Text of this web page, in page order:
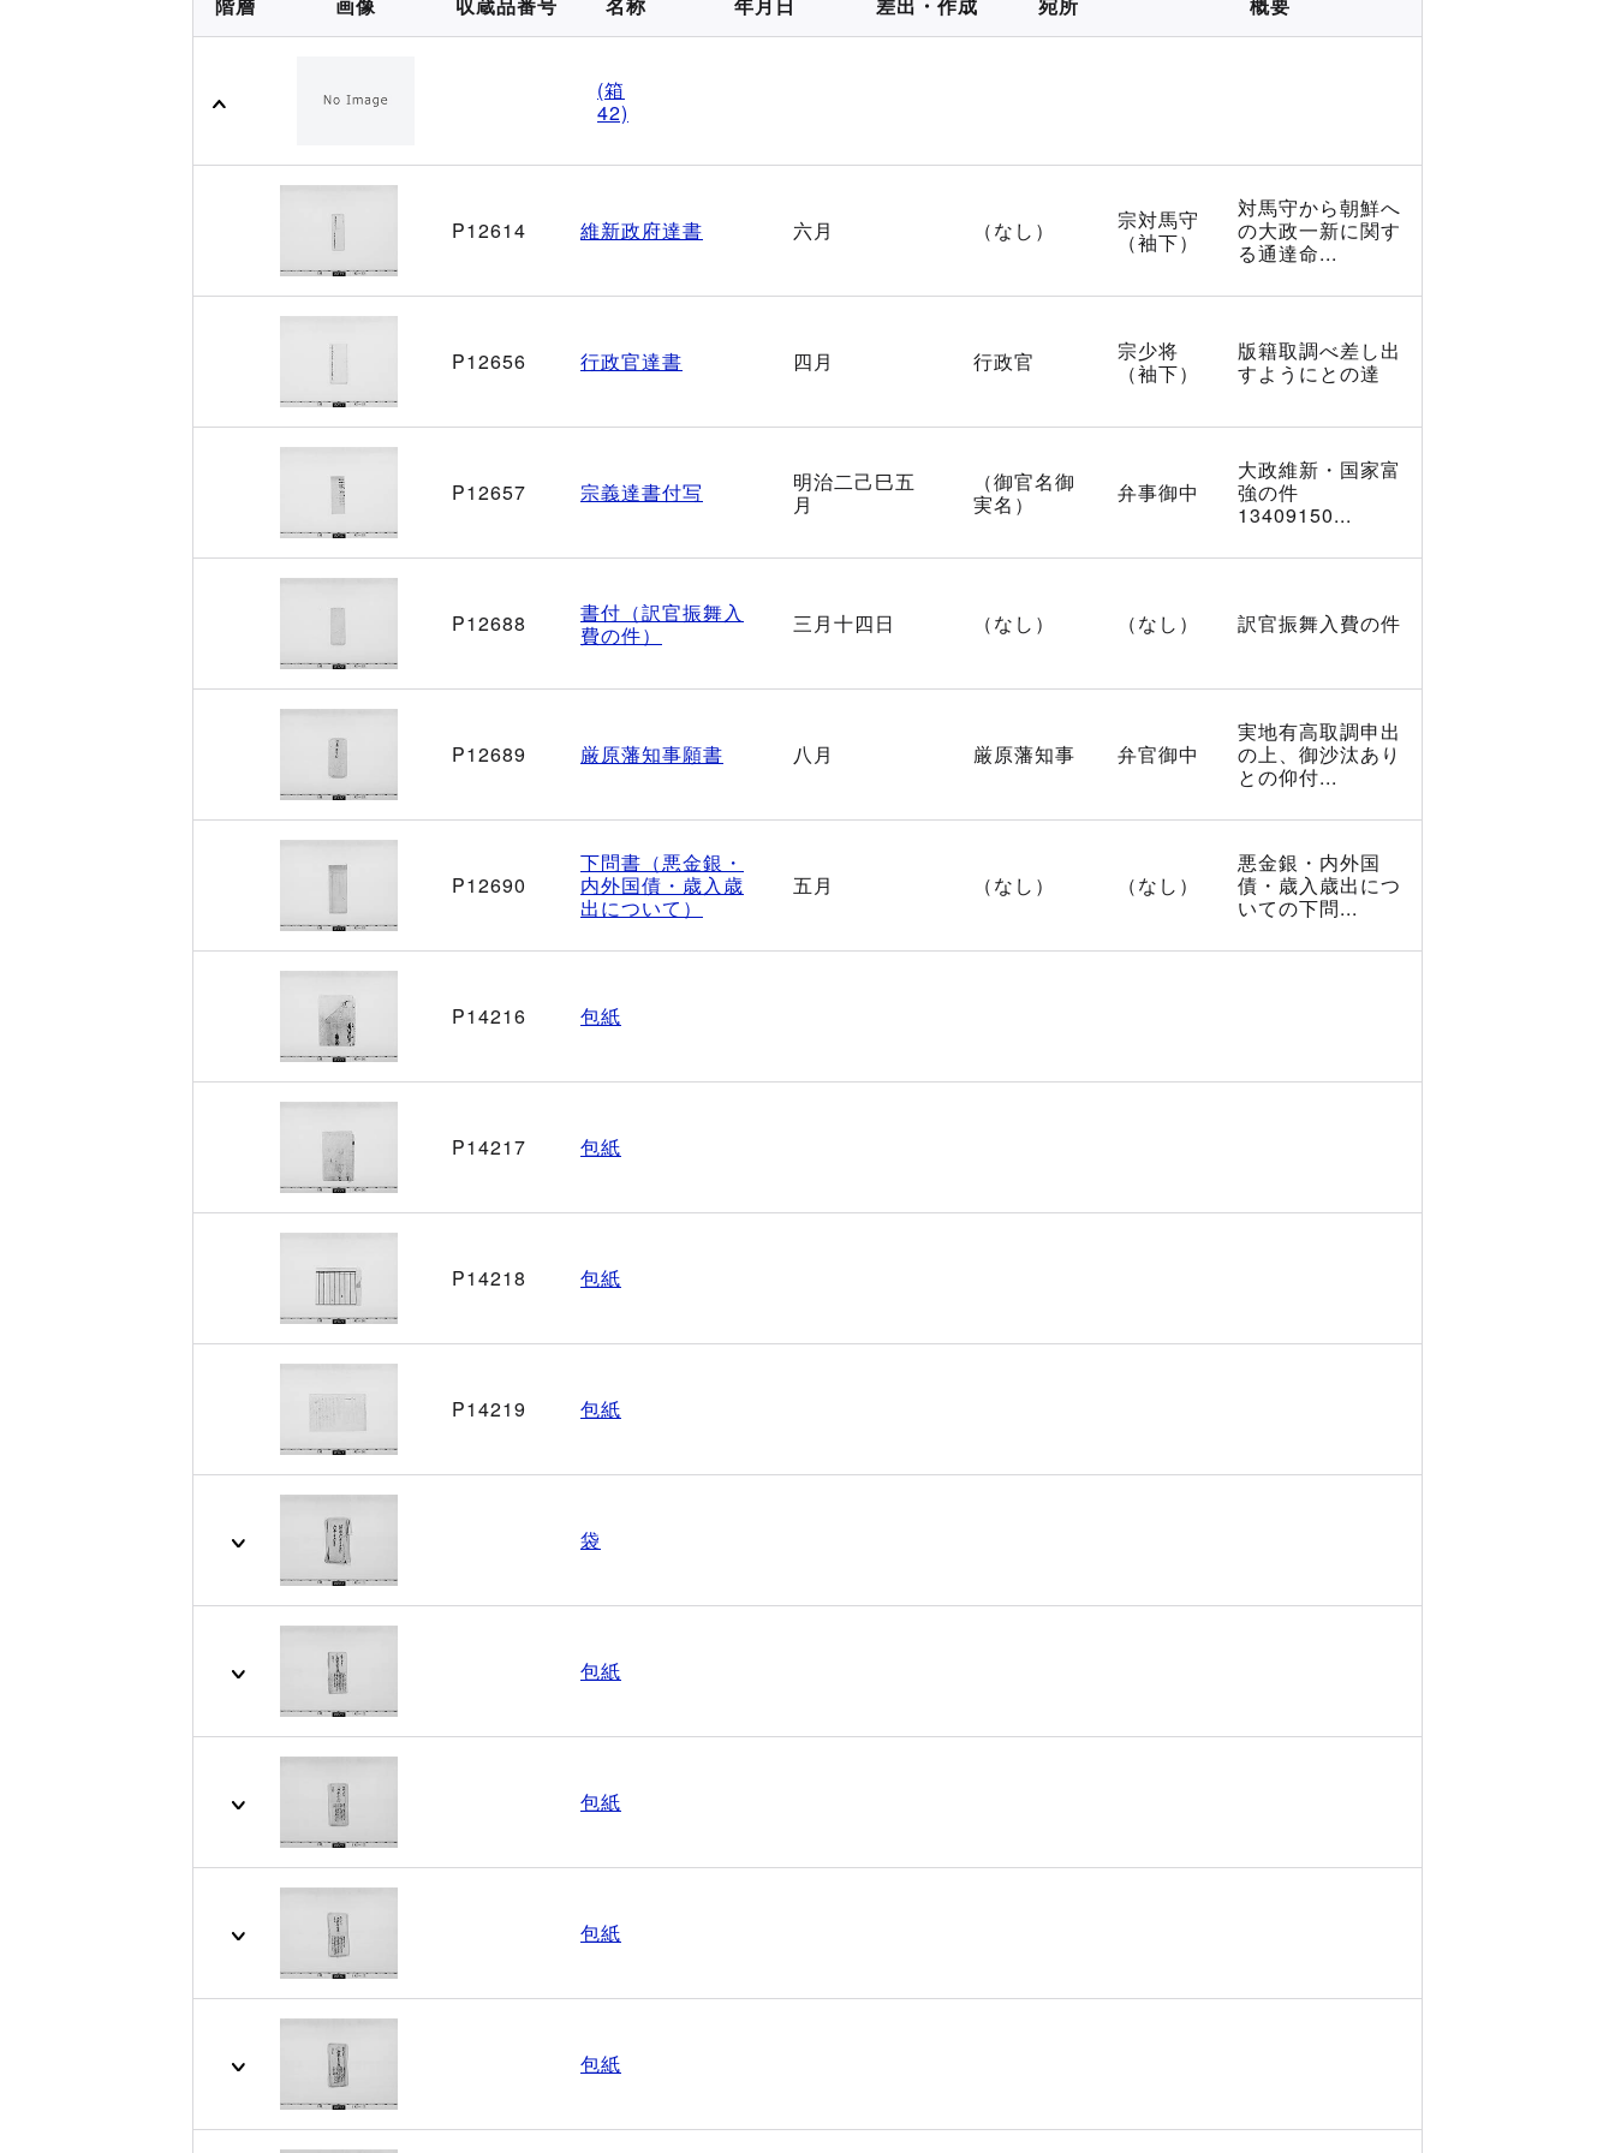
(箱
42)
P12614 維新政府達書 六月 （なし）
宗対馬守
（袖下）
対馬守から朝鮮へ
の大政一新に関す
る通達命...
P12656 行政官達書 四月 行政官
宗少将
（袖下）
版籍取調べ差し出
すようにとの達
P12657 宗義達書付写
明治二己巳五
月
（御官名御
実名）
弁事御中
大政維新・国家富
強の件
13409150...
P12688
書付（訳官振舞入
費の件）
三月十四日 （なし） （なし） 訳官振舞入費の件
P12689 厳原藩知事願書 八月 厳原藩知事 弁官御中
実地有高取調申出
の上、御沙汰あり
との仰付...
P12690
下問書（悪金銀・
内外国債・歳入歳
出について）
五月 （なし） （なし）
悪金銀・内外国
債・歳入歳出につ
いての下問...
P14216 包紙
P14217 包紙
P14218 包紙
P14219 包紙
袋
包紙
包紙
包紙
包紙